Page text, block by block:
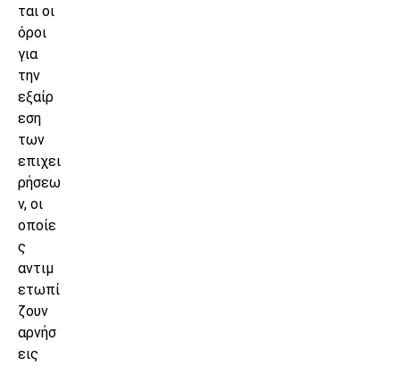
ται οι
όροι
για
την
εξαίρ
εση
των
επιχει
ρήσεω
ν, οι
οποίε
ς
αντιμ
ετωπί
ζουν
αρνήσ
εις